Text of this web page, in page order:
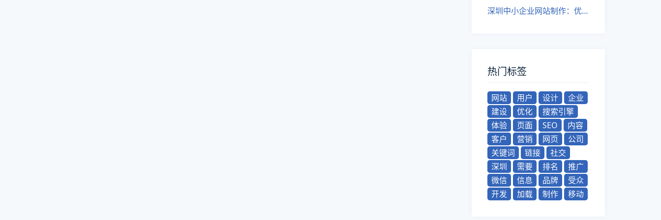
深圳中小企业网站制作：优化难题初探
热门标签
网站 用户 设计
企业
建设
优化
搜索引擎
体验
页面 SEO
内容
客户
营销 网页
公司
关键词
链接
社交
深圳
需要 排名
推广
微信
信息 品牌
受众
开发
加载 制作 移动